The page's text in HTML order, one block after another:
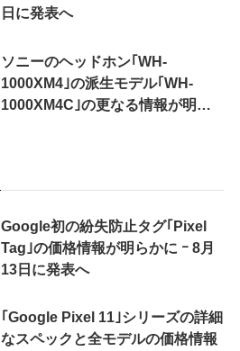
日に発表へ
ソニーのヘッドホン｢WH-
1000XM4｣の派生モデル｢WH-
1000XM4C｣の更なる情報が明ら
Google初の紛失防止タグ｢Pixel
Tag｣の価格情報が明らかに ｰ 8月
13日に発表へ
｢Google Pixel 11｣シリーズの詳細
なスペックと全モデルの価格情報